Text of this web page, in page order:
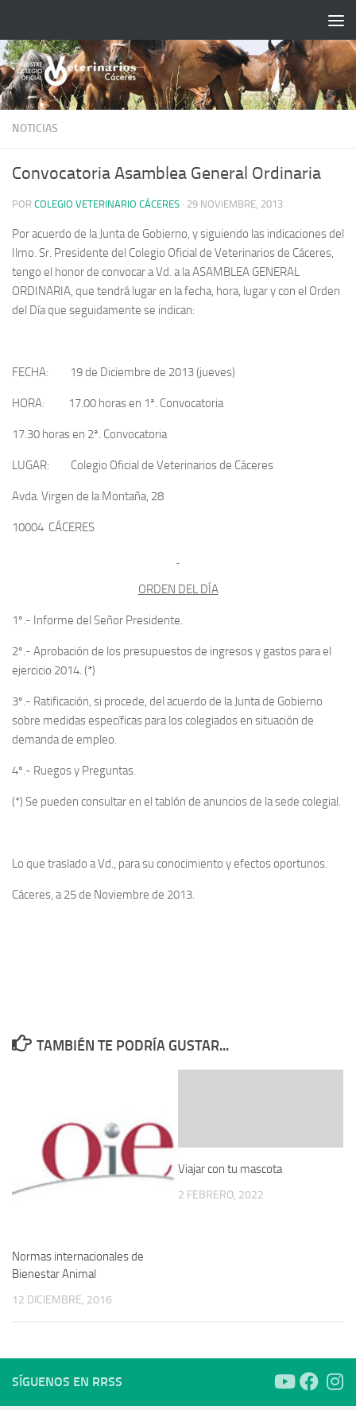
NOTICIAS
Convocatoria Asamblea General Ordinaria
POR COLEGIO VETERINARIO CÁCERES · 29 NOVIEMBRE, 2013
Por acuerdo de la Junta de Gobierno, y siguiendo las indicaciones del
Ilmo. Sr. Presidente del Colegio Oficial de Veterinarios de Cáceres,
tengo el honor de convocar a Vd. a laASAMBLEA GENERAL
ORDINARIA , que tendrá lugar en la fecha, hora, lugar y con el Orden
del Día que seguidamente se indican:
FECHA: 19 de Diciembre de 2013 (jueves)
HORA: 17.00 horas en 1ª. Convocatoria
17.30 horas en 2ª. Convocatoria
LUGAR: Colegio Oficial de Veterinarios de Cáceres
Avda. Virgen de la Montaña, 28
10004 CÁCERES
ORDEN DEL DÍA
1º.- Informe del Señor Presidente.
2º.- Aprobación de los presupuestos de ingresos y gastos para el
ejercicio 2014. (*)
3º.- Ratificación, si procede, del acuerdo de la Junta de Gobierno
sobre medidas específicas para los colegiados en situación de
demanda de empleo.
4º.- Ruegos y Preguntas.
(*) Se pueden consultar en el tablón de anuncios de la sede colegial.
Lo que traslado a Vd., para su conocimiento y efectos oportunos.
Cáceres, a 25 de Noviembre de 2013.
TAMBIÉN TE PODRÍA GUSTAR...
Normas internacionales de
Bienestar Animal
12 DICIEMBRE, 2016
Viajar con tu mascota
2 FEBRERO, 2022
SÍGUENOS EN RRSS